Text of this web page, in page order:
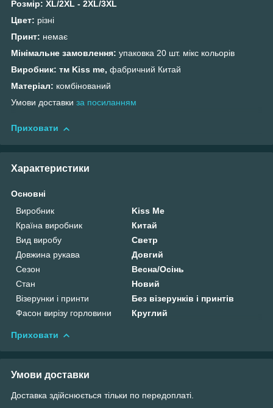
Розмір: XL/2XL - 2XL/3XL
Цвет: різні
Принт: немає
Мінімальне замовлення: упаковка 20 шт. мікс кольорів
Виробник: тм Kiss me, фабричний Китай
Матеріал: комбінований
Умови доставки за посиланням
Приховати
Характеристики
Основні
Виробник
Kiss Me
Країна виробник
Китай
Вид виробу
Светр
Довжина рукава
Довгий
Сезон
Весна/Осінь
Стан
Новий
Візерунки і принти
Без візерунків і принтів
Фасон вирізу горловини
Круглий
Приховати
Умови доставки
Доставка здійснюється тільки по передоплаті.